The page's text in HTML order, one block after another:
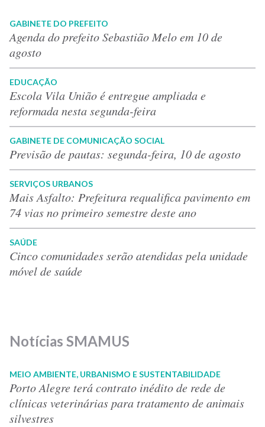
GABINETE DO PREFEITO
Agenda do prefeito Sebastião Melo em 10 de
agosto
EDUCAÇÃO
Escola Vila União é entregue ampliada e
reformada nesta segunda-feira
GABINETE DE COMUNICAÇÃO SOCIAL
Previsão de pautas: segunda-feira, 10 de agosto
SERVIÇOS URBANOS
Mais Asfalto: Prefeitura requalifica pavimento em
74 vias no primeiro semestre deste ano
SAÚDE
Cinco comunidades serão atendidas pela unidade
móvel de saúde
Notícias SMAMUS
MEIO AMBIENTE, URBANISMO E SUSTENTABILIDADE
Porto Alegre terá contrato inédito de rede de
clínicas veterinárias para tratamento de animais
silvestres